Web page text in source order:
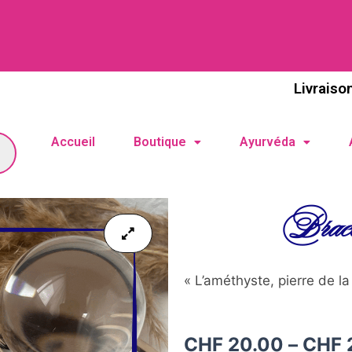
Accueil Boutique Ayurvéda
« L’améthyste, pierre de
CHF 20.00 – CHF
Plage